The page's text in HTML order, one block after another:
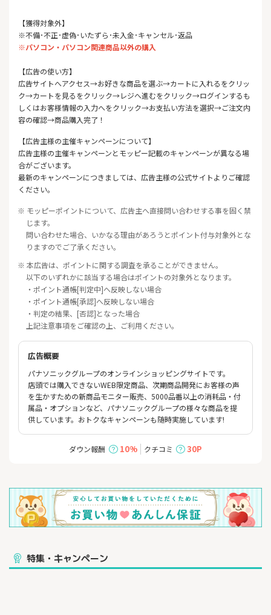
【獲得対象外】
※不備･不正･虚偽･いたずら･未入金･キャンセル･返品
※パソコン・パソコン関連商品以外の購入
【広告の使い方】
広告サイトへアクセス→お好きな商品を選ぶ→カートに入れるをクリッ
ク→カートを見るをクリック→レジへ進むをクリック→ログインするも
しくはお客様情報の入力へをクリック→お支払い方法を選択→ご注文内
容の確認→商品購入完了！
【広告主様の主催キャンペーンについて】
広告主様の主催キャンペーンとモッピー記載のキャンペーンが異なる場
合がございます。
最新のキャンペーンにつきましては、広告主様の公式サイトよりご確認
ください。
※ モッピーポイントについて、広告主へ直接問い合わせする事を固く禁
じます。
問い合わせた場合、いかなる理由があろうとポイント付与対象外とな
りますのでご了承ください。
※ 本広告は、ポイントに関する調査を承ることができません。
以下のいずれかに該当する場合はポイントの対象外となります。
・ポイント通帳[判定中]へ反映しない場合
・ポイント通帳[承認]へ反映しない場合
・判定の結果、[否認]となった場合
上記注意事項をご確認の上、ご利用ください。
広告概要
パナソニックグループのオンラインショッピングサイトです。
店頭では購入できないWEB限定商品、次期商品開発にお客様の声
を生かすための新商品モニター販売、5000品番以上の消耗品・付
属品・オプションなど、パナソニックグループの様々な商品を提
供しています。おトクなキャンペーンも随時実施しています!
ダウン報酬 10% クチコミ 30P
特集・キャンペーン